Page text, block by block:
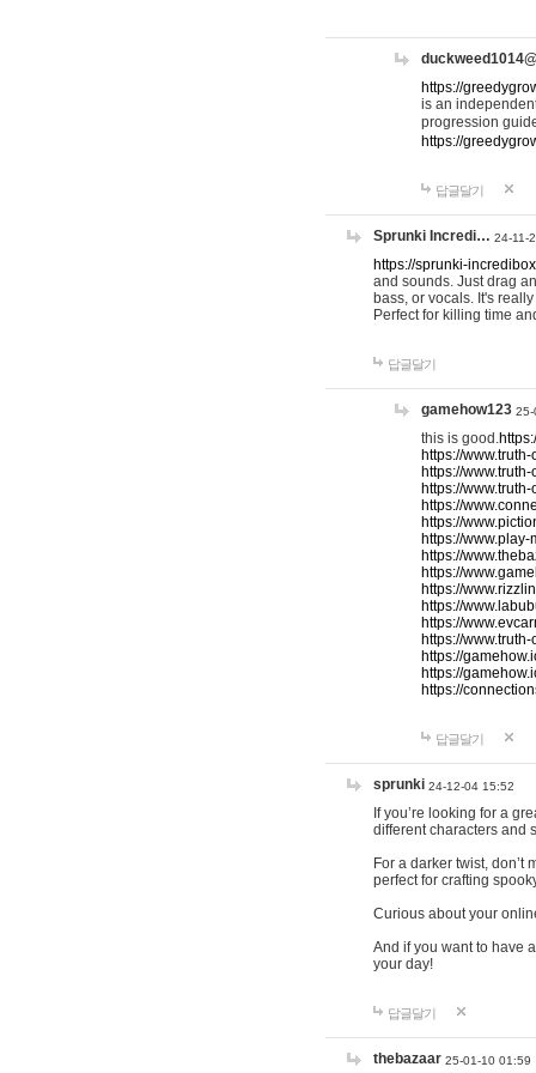
https://
is an
progression
https://
답글달기
Sprunki Incredi… 24-11-
https://sprunki-
and sounds. Just drag
bass, or vocals. It's
Perfect for killing time
답글달기
gamehow123 25-
this is good.
https://
https://
https://
https://
https://
https://
https://
https://
https://
https://
https://
https://
https://
https://
https://
답글달기
sprunki 24-12-04 15:52
If you’re looking for a
different characters and
For a darker twist, don’t
perfect for crafting
Curious about your
And if you want to have
your day!
답글달기
thebazaar 25-01-10 01:59